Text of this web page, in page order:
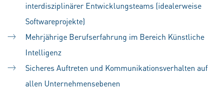
interdisziplinärer Entwicklungsteams (idealerweise
Softwareprojekte)
Mehrjährige Berufserfahrung im Bereich Künstliche
Intelligenz
Sicheres Auftreten und Kommunikationsverhalten auf
allen Unternehmensebenen